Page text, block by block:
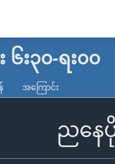
အလွန်
၆း၃၀-ရး၀၀
အကြောင်း
ညနေပို